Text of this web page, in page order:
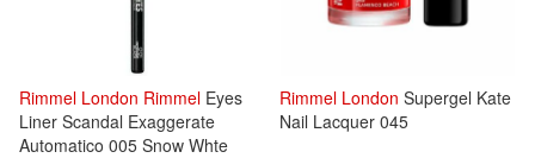
Rimmel London Rimmel Eyes
Liner Scandal Exaggerate
Automatico 005 Snow Whte
Rimmel London Supergel Kate
Nail Lacquer 045